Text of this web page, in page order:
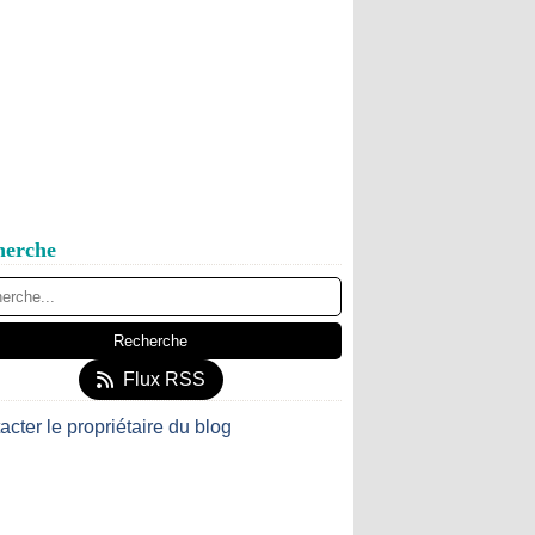
Flux RSS
le propriétaire du blog